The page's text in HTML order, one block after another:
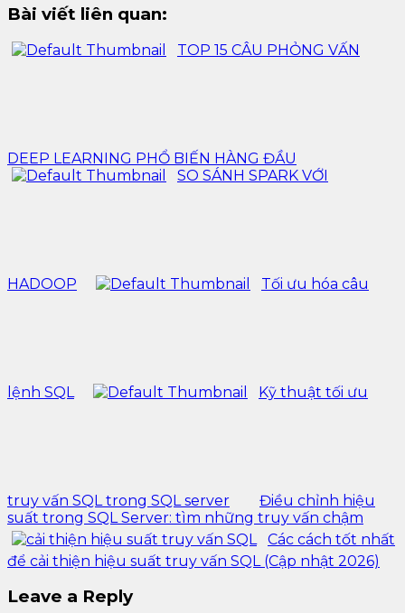
Bài viết liên quan:
TOP 15 CÂU PHỎNG VẤN
DEEP LEARNING PHỔ BIẾN HÀNG ĐẦU
SO SÁNH SPARK VỚI
HADOOP Tối ưu hóa câu
lệnh SQL Kỹ thuật tối ưu
truy vấn SQL trong SQL server
Điều chỉnh hiệu
suất trong SQL Server: tìm những truy vấn chậm
Các cách tốt nhất
để cải thiện hiệu suất truy vấn SQL (Cập nhật 2026)
Leave a Reply